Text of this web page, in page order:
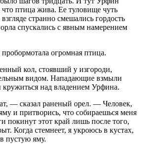
птица жива. Ее туловище чуть
странно смешались гордость
спускались с явным намерением
огромная птица.
кол, стоявший у изгороди,
видом. Нападающие взмыли
над владением Урфина.
— сказал раненый орел. — Человек,
и притворись, что собираешься меня
покинут этот край лишь после того,
Когда стемнеет, я укроюсь в кустах,
пустую яму.